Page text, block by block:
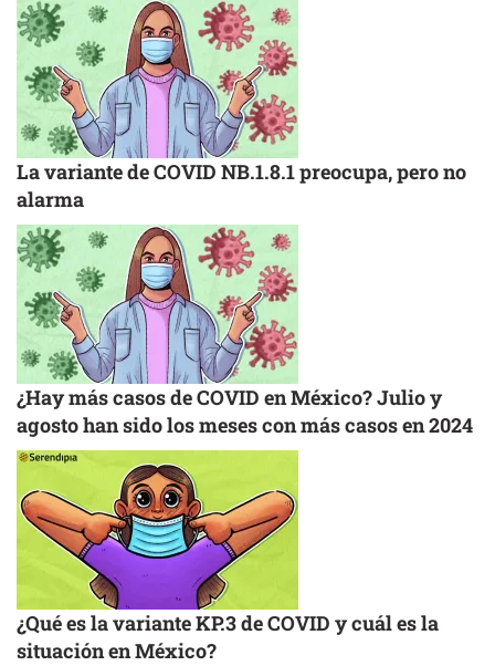
La variante de COVID NB.1.8.1 preocupa, pero no
alarma
¿Hay más casos de COVID en México? Julio y
agosto han sido los meses con más casos en 2024
¿Qué es la variante KP.3 de COVID y cuál es la
situación en México?